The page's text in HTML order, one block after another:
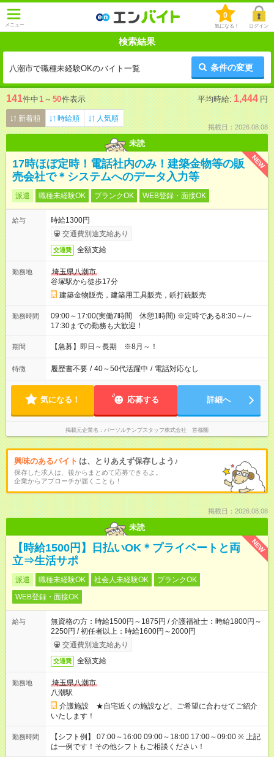
メニュー
0
気になる！ ログイン
検索結果
八潮市で職種未経験OKのバイト一覧 条件の変更
141件中1 ～ 50件表示 平均時給: 1,444 円
新着順 時給順 人気順
掲載日：2026.08.08
未読
NEW
17時ほぼ定時！電話社内のみ！建築金物等の販
売会社で＊システムへのデータ入力等
派遣 職種未経験OK ブランクOK WEB登録・面接OK
給与
時給1300円
交通費別途支給あり
交通費 全額支給
勤務地
埼玉県八潮市
谷塚駅から徒歩17分
建築金物販売，建築用工具販売，鋲打銃販売
勤務時間
09:00～17:00(実働7時間 休憩1時間) ※定時である8:30～/～
17:30までの勤務も大歓迎！
期間 【急募】即日～長期 ※8月～！
特徴 履歴書不要 / 40～50代活躍中 / 電話対応なし
気になる！ 応募する 詳細へ
掲載元企業名 パーソルテンプスタッフ株式会社 首都圏
興味のあるバイト は、とりあえず保存しよう♪
保存した求人は、後からまとめて応募できるよ。
企業からアプローチが届くことも！
掲載日：2026.08.08
未読
NEW
【時給1500円】日払いOK＊プライベートと両
立⇒生活サポ
派遣 職種未経験OK 社会人未経験OK
ブランクOK
WEB登録・面接OK
給与
無資格の方：時給1500円～1875円 / 介護福祉士：時給1800円～
2250円 / 初任者以上：時給1600円～2000円
交通費別途支給あり
交通費 全額支給
勤務地
埼玉県八潮市
八潮駅
介護施設 ★自宅近くの施設など、ご希望に合わせてご紹介
いたします！
勤務時間
【シフト例】 07:00～16:00 09:00～18:00 17:00～09:00 ※ 上記
は一例です！その他シフトもご相談ください！